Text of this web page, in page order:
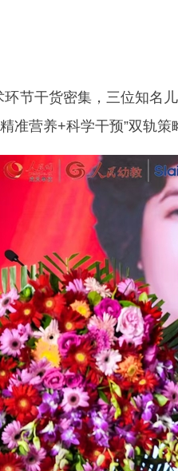
干货密集，三位知名儿
准营养+科学干预”双轨